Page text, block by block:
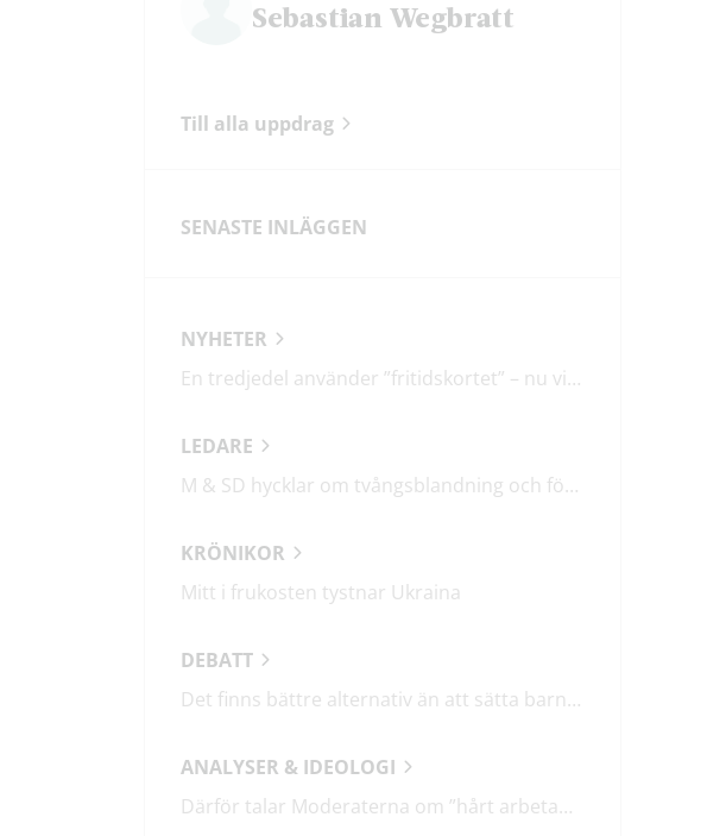
Sebastian Wegbratt
Till alla uppdrag
SENASTE INLÄGGEN
NYHETER
En tredjedel använder ”fritidskortet” – nu vill regeringen utveckla det
LEDARE
M & SD hycklar om tvångsblandning och förvärrar segregationen
KRÖNIKOR
Mitt i frukosten tystnar Ukraina
DEBATT
Det finns bättre alternativ än att sätta barn i fängelse
ANALYSER & IDEOLOGI
Därför talar Moderaterna om ”hårt arbetande människor”